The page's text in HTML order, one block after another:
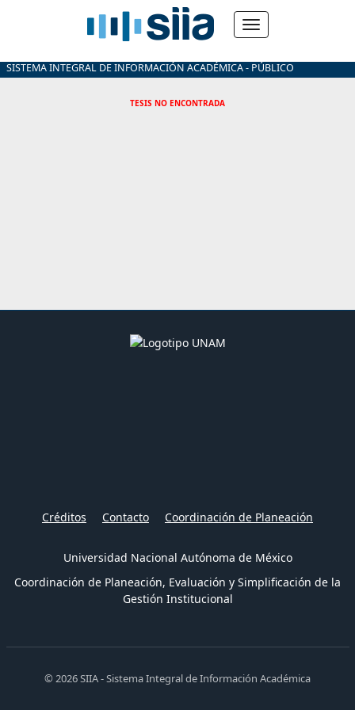
SISTEMA INTEGRAL DE INFORMACIÓN ACADÉMICA - PÚBLICO
TESIS NO ENCONTRADA
Créditos Contacto Coordinación de Planeación
Universidad Nacional Autónoma de México
Coordinación de Planeación, Evaluación y Simplificación de la
Gestión Institucional
© 2026 SIIA - Sistema Integral de Información Académica